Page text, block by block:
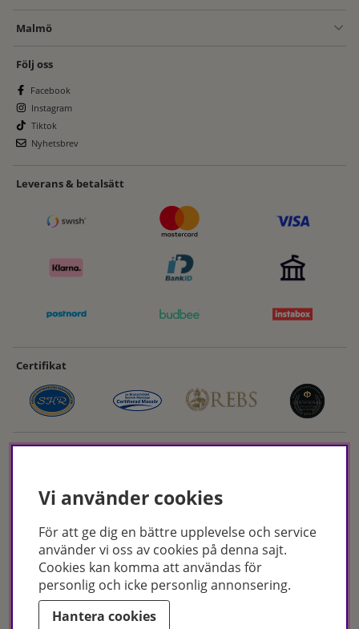
Malmö
Följ oss
Facebook
Instagram
Tiktok
Nyhetsbrev
Leverans & betalsätt
Certifikat
Hudoteket erbjuder ett noga utvalt sortiment inom hudvård, hårvård och
makeup – både online och i butik. Med över 50 års erfarenhet och
utbildade hudterapeuter hjälper vi dig att hitta rätt produkter och
behandlingar för just dina behov. Handla enkelt på hudoteket.se eller
besök oss i Jönköping och Malmö.
Copyright © Hudoteket 2025
Vi använder cookies
För att ge dig en bättre upplevelse och service
använder vi oss av cookies på denna sajt.
Cookies kan komma att användas för
personlig och icke personlig annonsering.
Hantera cookies